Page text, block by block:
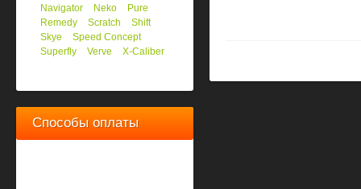
Navigator
Neko
Pure
Remedy
Scratch
Shift
Skye
Speed Concept
Superfly
Verve X-Caliber
Способы оплаты